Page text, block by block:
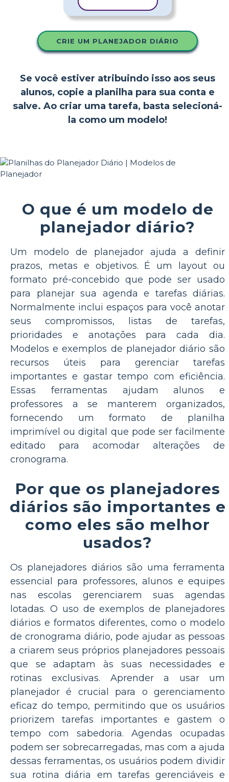
CRIE UM PLANEJADOR DIÁRIO
Se você estiver atribuindo isso aos seus
alunos, copie a planilha para sua conta e
salve. Ao criar uma tarefa, basta selecioná-
la como um modelo!
O que é um modelo de
planejador diário?
Um modelo de planejador ajuda a definir
prazos, metas e objetivos. É um layout ou
formato pré-concebido que pode ser usado
para planejar sua agenda e tarefas diárias.
Normalmente inclui espaços para você anotar
seus compromissos, listas de tarefas,
prioridades e anotações para cada dia.
Modelos e exemplos de planejador diário são
recursos úteis para gerenciar tarefas
importantes e gastar tempo com eficiência.
Essas ferramentas ajudam alunos e
professores a se manterem organizados,
fornecendo um formato de planilha
imprimível ou digital que pode ser facilmente
editado para acomodar alterações de
cronograma.
Por que os planejadores
diários são importantes e
como eles são melhor
usados?
Os planejadores diários são uma ferramenta
essencial para professores, alunos e equipes
nas escolas gerenciarem suas agendas
lotadas. O uso de exemplos de planejadores
diários e formatos diferentes, como o modelo
de cronograma diário, pode ajudar as pessoas
a criarem seus próprios planejadores pessoais
que se adaptam às suas necessidades e
rotinas exclusivas. Aprender a usar um
planejador é crucial para o gerenciamento
eficaz do tempo, permitindo que os usuários
priorizem tarefas importantes e gastem o
tempo com sabedoria. Agendas ocupadas
podem ser sobrecarregadas, mas com a ajuda
dessas ferramentas, os usuários podem dividir
sua rotina diária em tarefas gerenciáveis ​​e